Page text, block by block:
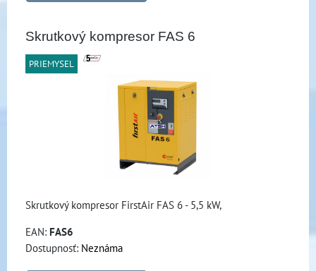
Skrutkový kompresor FAS 6
PRIEMYSEL
Skrutkový kompresor FirstAir FAS 6 - 5,5 kW,
EAN: FAS6
Dostupnosť: Neznáma